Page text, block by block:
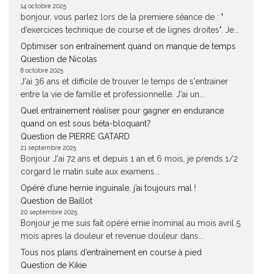
14 octobre 2025
bonjour, vous parlez lors de la premiere séance de : "
d’exercices technique de course et de lignes droites". Je...
Optimiser son entraînement quand on manque de temps
Question de Nicolas
8 octobre 2025
J'ai 36 ans et difficile de trouver le temps de s'entrainer
entre la vie de famille et professionnelle. J'ai un...
Quel entrainement réaliser pour gagner en endurance
quand on est sous béta-bloquant?
Question de PIERRE GATARD
21 septembre 2025
Bonjour J'ai 72 ans et depuis 1 an et 6 mois, je prends 1/2
corgard le matin suite aux examens...
Opéré d’une hernie inguinale, j’ai toujours mal !
Question de Baillot
20 septembre 2025
Bonjour je me suis fait opéré ernie înominal au mois avril 5
mois apres la douleur et revenue douleur dans...
Tous nos plans d’entraînement en course à pied
Question de Kikie